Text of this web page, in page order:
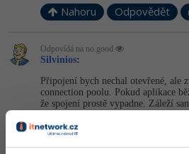
Copywriter
WordPress specialista
SEO specialista
Algoritmy -41%
Umělá inteligence (AI)
Pro děti
Více
Fórum
Nahoru Odpovědět
Odpovídá na no.good
Silvinios:
Připojení bych nechal otevřené, ale
connection poolu. Pokud aplikace
že spojení prostě vypadne. Záleží
Myslím, že volat z databáze aplikaci
čemu to potřebuješ? V krajním